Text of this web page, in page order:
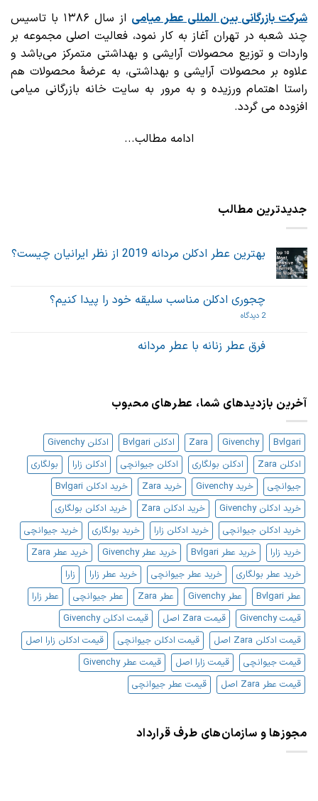
شرکت بازرگانیبین المللی عطر میامی
از سال ۱۳۸۶ با تاسیس
چند شعبه در تهران آغاز به کار نمود، فعالیت اصلی مجموعه بر
واردات و توزیع محصولات آرایشی و بهداشتی متمرکز می‌باشد و
علاوه بر محصولات آرایشی و بهداشتی، به عرضهٔ محصولات هم
راستا اهتمام ورزیده و به مرور به سایت خانه بازرگانی میامی
افزوده می گردد.
ادامه مطالب...
جدیدترین مطالب
بهترین عطر ادکلن مردانه 2019 از نظر ایرانیان چیست؟
بهترین
عطر
ادکلن
مردانه
از
نظر
نشده
چجوری ادکلن مناسب سلیقه خود را پیدا کنیم؟
2 دیدگاه برای
مناسب
سلیقه
فرق عطر زنانه با عطر مردانه
عطر
زنانه
مردانه
آخرین بازدیدهای شما، عطرهای محبوب
Bvlgari
Givenchy
Zara ادکلن Bvlgari
ادکلن Givenchy
ادکلن Zara
ادکلن بولگاری ادکلن جیوانچی ادکلن زارا
بولگاری
جیوانچی
خرید Givenchy خرید Zara
خرید ادکلن Bvlgari
خرید ادکلن Givenchy
خرید ادکلن Zara
خرید ادکلن بولگاری
خرید ادکلن جیوانچی
خرید ادکلن زارا خرید بولگاری
خرید جیوانچی
خرید زارا
خرید عطر Bvlgari خرید عطر Givenchy
خرید عطر Zara
خرید عطر بولگاری
خرید عطر جیوانچی خرید عطر زارا
زارا
عطر Bvlgari
عطر Givenchy عطر Zara عطر جیوانچی
عطر زارا
قیمت Givenchy
قیمت Zara اصل
قیمت ادکلن Givenchy
قیمت ادکلن Zara اصل
قیمت ادکلن جیوانچی
قیمت ادکلن زارا اصل
قیمت جیوانچی
قیمت زارا اصل
قیمت عطر Givenchy
قیمت عطر Zara اصل
قیمت عطر جیوانچی
مجوزها و سازمان‌های طرف قرارداد